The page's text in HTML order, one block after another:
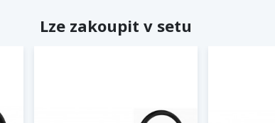
Lze zakoupit v setu